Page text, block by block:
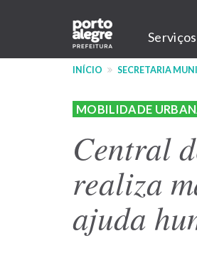
conteúdo
Main
navigation
Serviços
INÍCIO SECRETARIA
MOBILIDADE
Central
realiza
ajuda